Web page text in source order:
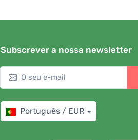
Subscrever a nossa newsletter
Português / EUR